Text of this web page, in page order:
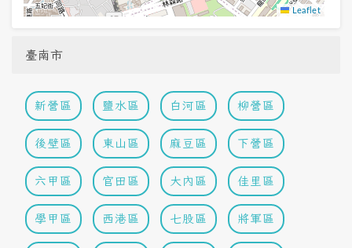
Leaflet
臺南市
新營區 鹽水區 白河區 柳營區
後壁區 東山區 麻豆區 下營區
六甲區 官田區 大內區 佳里區
學甲區 西港區 七股區 將軍區